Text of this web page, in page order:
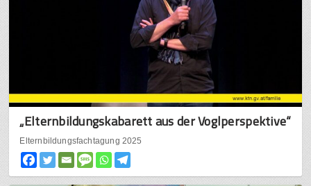
„Elternbildungskabarett aus der Voglperspektive“
Elternbildungsfachtagung 2025